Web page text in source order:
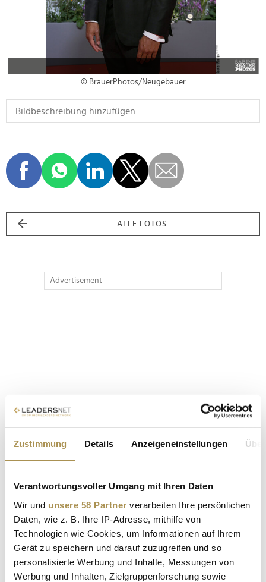
Zustimmung Details Anzeigeneinstellungen
Verantwortungsvoller Umgang mit Ihren Daten
Wir und unsere 58 Partner verarbeiten Ihre persönlichen
Daten, wie z. B. Ihre IP-Adresse, mithilfe von
Technologien wie Cookies, um Informationen auf Ihrem
Gerät zu speichern und darauf zuzugreifen und so
personalisierte Werbung und Inhalte, Messungen von
Werbung und Inhalten, Zielgruppenforschung sowie
© BrauerPhotos/Neugebauer
ALLE FOTOS
Advertisement